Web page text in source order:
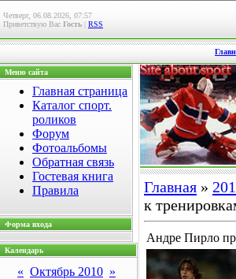
Четверг, 06.08.2026, 07:57
Приветствую Вас Гость | RSS
Меню сайта
Главная страница
Каталог спорт.
роликов
Форум
Фотоальбомы
Обратная связь
Гостевая книга
Правила
Форма входа
Календарь
« Октябрь 2010 »
Главная »
к
Андре Пирло